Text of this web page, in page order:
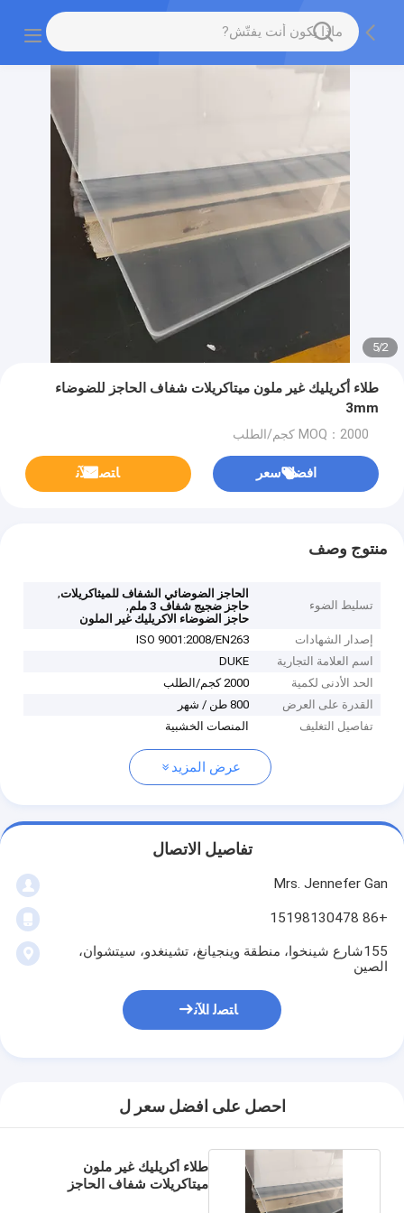
2
/
5
طلاء أكريليك غير ملون ميتاكريلات شفاف الحاجز للضوضاء
3mm
MOQ：2000 كجم/الطلب
افضل سعر ﺎﺘﺼﻟ ﺍﻶﻧ
منتوج وصف
تسليط الضوء
الحاجز الضوضائي الشفاف للميثاكريلات,
حاجز ضجيج شفاف 3 ملم
,
حاجز الضوضاء الاكريليك غير الملون
إصدار الشهادات
ISO 9001:2008/EN263
اسم العلامة التجارية
DUKE
الحد الأدنى لكمية
2000 كجم/الطلب
القدرة على العرض
800 طن / شهر
تفاصيل التغليف
المنصات الخشبية
عرض المزيد
تفاصيل الاتصال
Mrs. Jennefer Gan
+86 15198130478
155شارع شينخوا، منطقة وينجيانغ، تشينغدو، سيتشوان،
الصين
ﺎﺘﺼﻟ ﺍﻶﻧ
احصل على افضل سعر ل
طلاء أكريليك غير ملون
ميتاكريلات شفاف الحاجز